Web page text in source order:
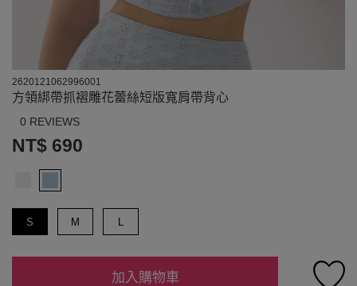
2620121062996001
方領綁帶抓褶雕花蕾絲短版寬肩帶背心
0 REVIEWS
NT$ 690
S M L
加入購物車